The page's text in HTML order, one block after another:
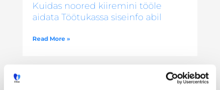
Kuidas noored kiiremini tööle
aidata Töötukassa siseinfo abil
Read More »